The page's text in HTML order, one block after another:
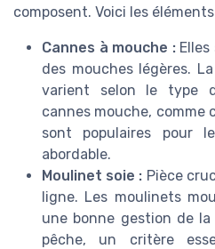
composent. Voici les
Cannes à mouche :Elles
des mouches légères.
varient selon le type
cannes mouche, comme
sont populaires pour
abordable.
Moulinet soie : Pièce
ligne. Les moulinets
une bonne gestion de
pêche, un critère